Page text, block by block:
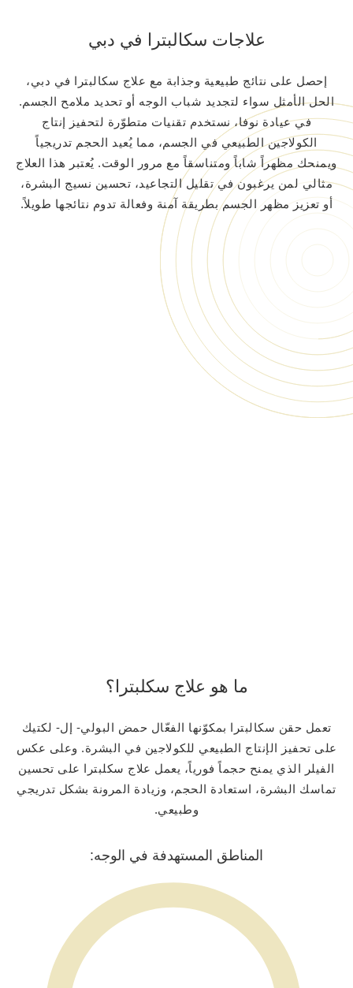
علاجات سكالبترا في دبي
إحصل على نتائج طبيعية وجذابة مع علاج سكالبترا في دبي،
الحل الأمثل سواء لتجديد شباب الوجه أو تحديد ملامح الجسم.
في عيادة نوفا، نستخدم تقنيات متطوّرة لتحفيز إنتاج
الكولاجين الطبيعي في الجسم، مما يُعيد الحجم تدريجياً
ويمنحك مظهراً شاباً ومتناسقاً مع مرور الوقت. يُعتبر هذا العلاج
مثالي لمن يرغبون في تقليل التجاعيد، تحسين نسيج البشرة،
أو تعزيز مظهر الجسم بطريقة آمنة وفعالة تدوم نتائجها طويلاً.
ما هو علاج سكلبترا؟
تعمل حقن سكالبترا بمكوّنها الفعّال حمض البولي- إل- لكتيك
على تحفيز الإنتاج الطبيعي للكولاجين في البشرة. وعلى عكس
الفيلر الذي يمنح حجماً فورياً، يعمل علاج سكلبترا على تحسين
تماسك البشرة، استعادة الحجم، وزيادة المرونة بشكل تدريجي
وطبيعي.
المناطق المستهدفة في الوجه: